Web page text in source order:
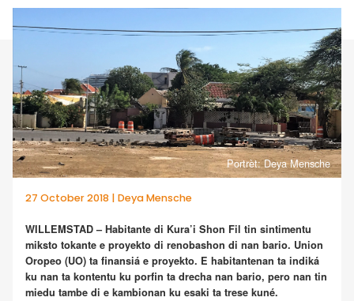
Portrèt: Deya Mensche
27 October 2018 | Deya Mensche
WILLEMSTAD – Habitante di Kura’i Shon Fil tin sintimentu
miksto tokante e proyekto di renobashon di nan bario. Union
Oropeo (UO) ta finansiá e proyekto. E habitantenan ta indiká
ku nan ta kontentu ku porfin ta drecha nan bario, pero nan tin
miedu tambe di e kambionan ku esaki ta trese kuné.